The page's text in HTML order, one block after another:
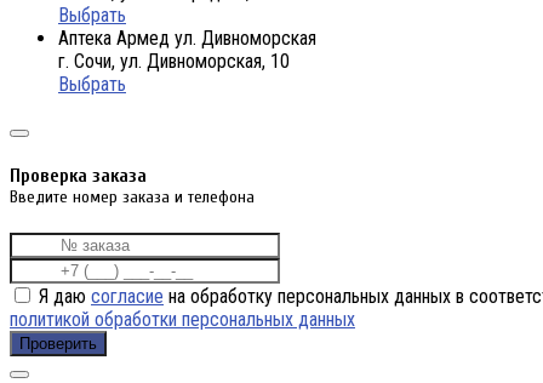
Выбрать
Аптека Армед ул. Дивноморская
г. Сочи, ул. Дивноморская, 10
Выбрать
Проверка заказа
Введите номер заказа и телефона
Я даю согласие на обработку персональных данных в
политикой обработки персональных данных
Проверить